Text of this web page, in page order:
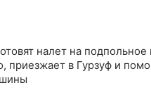
налет на
приезжает в Гурзуф и